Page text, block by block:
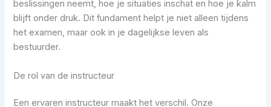
beslissingen neemt, hoe je situaties inschat en hoe je kalm
blijft onder druk. Dit fundament helpt je niet alleen tijdens
het examen, maar ook in je dagelijkse leven als
bestuurder.
De rol van de instructeur
Een ervaren instructeur maakt het verschil. Onze